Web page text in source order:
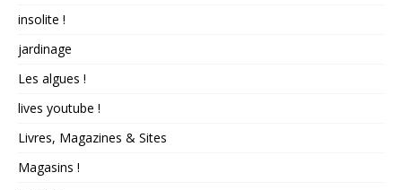
insolite !
jardinage
Les algues !
lives youtube !
Livres, Magazines & Sites
Magasins !